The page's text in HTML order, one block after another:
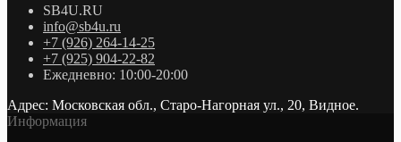
SB4U.RU
info@sb4u.ru
+7 (926) 264-14-25
+7 (925) 904-22-82
Ежедневно: 10:00-20:00
Адрес: Московская обл., Старо-Нагорная ул., 20, Видное.
Информация